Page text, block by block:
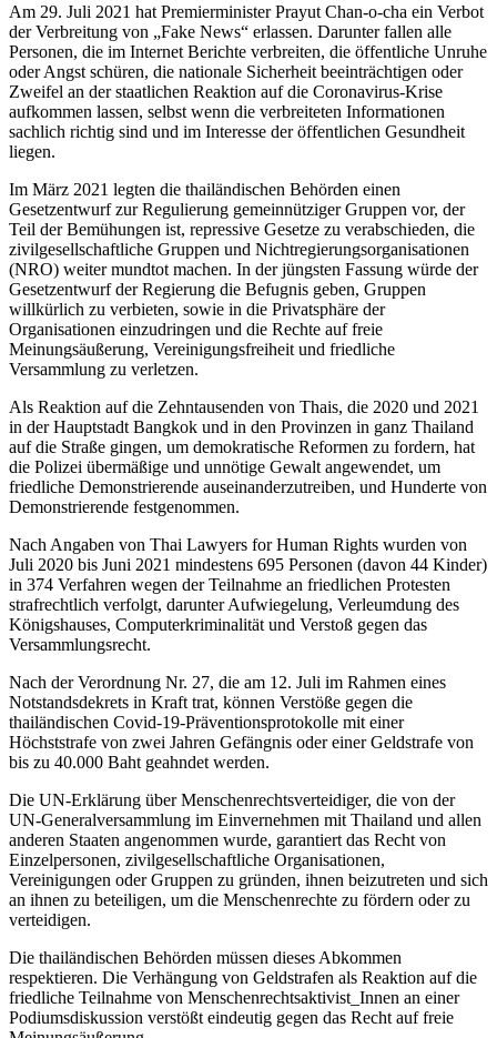
Am 29. Juli 2021 hat Premierminister Prayut Chan-o-cha ein Verbot
der Verbreitung von „Fake News“ erlassen. Darunter fallen alle
Personen, die im Internet Berichte verbreiten, die öffentliche Unruhe
oder Angst schüren, die nationale Sicherheit beeinträchtigen oder
Zweifel an der staatlichen Reaktion auf die Coronavirus-Krise
aufkommen lassen, selbst wenn die verbreiteten Informationen
sachlich richtig sind und im Interesse der öffentlichen Gesundheit
liegen.
Im März 2021 legten die thailändischen Behörden einen
Gesetzentwurf zur Regulierung gemeinnütziger Gruppen vor, der
Teil der Bemühungen ist, repressive Gesetze zu verabschieden, die
zivilgesellschaftliche Gruppen und Nichtregierungsorganisationen
(NRO) weiter mundtot machen. In der jüngsten Fassung würde der
Gesetzentwurf der Regierung die Befugnis geben, Gruppen
willkürlich zu verbieten, sowie in die Privatsphäre der
Organisationen einzudringen und die Rechte auf freie
Meinungsäußerung, Vereinigungsfreiheit und friedliche
Versammlung zu verletzen.
Als Reaktion auf die Zehntausenden von Thais, die 2020 und 2021
in der Hauptstadt Bangkok und in den Provinzen in ganz Thailand
auf die Straße gingen, um demokratische Reformen zu fordern, hat
die Polizei übermäßige und unnötige Gewalt angewendet, um
friedliche Demonstrierende auseinanderzutreiben, und Hunderte von
Demonstrierende festgenommen.
Nach Angaben von Thai Lawyers for Human Rights wurden von
Juli 2020 bis Juni 2021 mindestens 695 Personen (davon 44 Kinder)
in 374 Verfahren wegen der Teilnahme an friedlichen Protesten
strafrechtlich verfolgt, darunter Aufwiegelung, Verleumdung des
Königshauses, Computerkriminalität und Verstoß gegen das
Versammlungsrecht.
Nach der Verordnung Nr. 27, die am 12. Juli im Rahmen eines
Notstandsdekrets in Kraft trat, können Verstöße gegen die
thailändischen Covid-19-Präventionsprotokolle mit einer
Höchststrafe von zwei Jahren Gefängnis oder einer Geldstrafe von
bis zu 40.000 Baht geahndet werden.
Die UN-Erklärung über Menschenrechtsverteidiger, die von der
UN-Generalversammlung im Einvernehmen mit Thailand und allen
anderen Staaten angenommen wurde, garantiert das Recht von
Einzelpersonen, zivilgesellschaftliche Organisationen,
Vereinigungen oder Gruppen zu gründen, ihnen beizutreten und sich
an ihnen zu beteiligen, um die Menschenrechte zu fördern oder zu
verteidigen.
Die thailändischen Behörden müssen dieses Abkommen
respektieren. Die Verhängung von Geldstrafen als Reaktion auf die
friedliche Teilnahme von Menschenrechtsaktivist_Innen an einer
Podiumsdiskussion verstößt eindeutig gegen das Recht auf freie